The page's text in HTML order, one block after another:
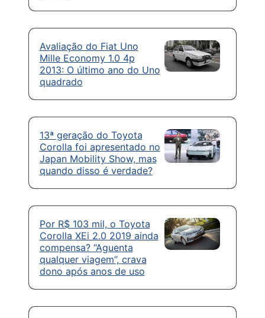
Avaliação do Fiat Uno
Mille Economy 1.0 4p
2013: O último ano do Uno
quadrado
13ª geração do Toyota
Corolla foi apresentado no
Japan Mobility Show, mas
quando disso é verdade?
Por R$ 103 mil, o Toyota
Corolla XEi 2.0 2019 ainda
compensa? “Aguenta
qualquer viagem”, crava
dono após anos de uso